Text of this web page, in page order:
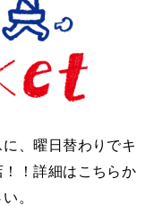
、曜日替わりでキ
！詳細はこちらか
。